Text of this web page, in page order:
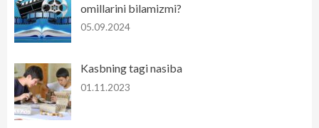
omillarini bilamizmi?
05.09.2024
Kasbning tagi nasiba
01.11.2023